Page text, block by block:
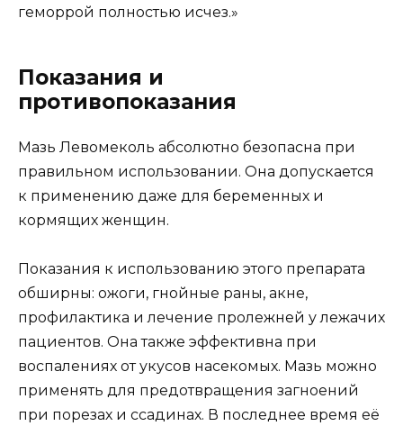
геморрой полностью исчез.»
Показания и
противопоказания
Мазь Левомеколь абсолютно безопасна при
правильном использовании. Она допускается
к применению даже для беременных и
кормящих женщин.
Показания к использованию этого препарата
обширны: ожоги, гнойные раны, акне,
профилактика и лечение пролежней у лежачих
пациентов. Она также эффективна при
воспалениях от укусов насекомых. Мазь можно
применять для предотвращения загноений
при порезах и ссадинах. В последнее время её